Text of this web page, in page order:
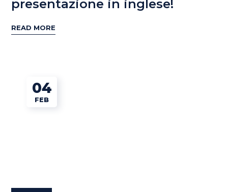
presentazione in inglese!
READ MORE
04
FEB